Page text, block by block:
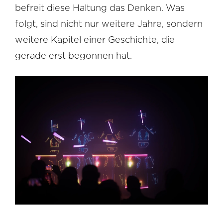
befreit diese Haltung das Denken. Was
folgt, sind nicht nur weitere Jahre, sondern
weitere Kapitel einer Geschichte, die
gerade erst begonnen hat.